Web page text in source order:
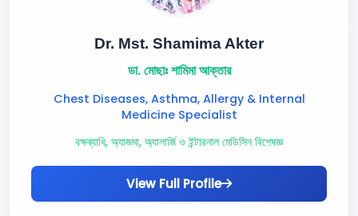
Dr. Mst. Shamima Akter
ডা. মোছাঃ শামিমা আক্তার
Chest Diseases, Asthma, Allergy & Internal
Medicine Specialist
বক্ষব্যাধি, অ্যাজমা, অ্যালার্জি ও ইন্টারনাল মেডিসিন বিশেষজ্ঞ
View Full Profile